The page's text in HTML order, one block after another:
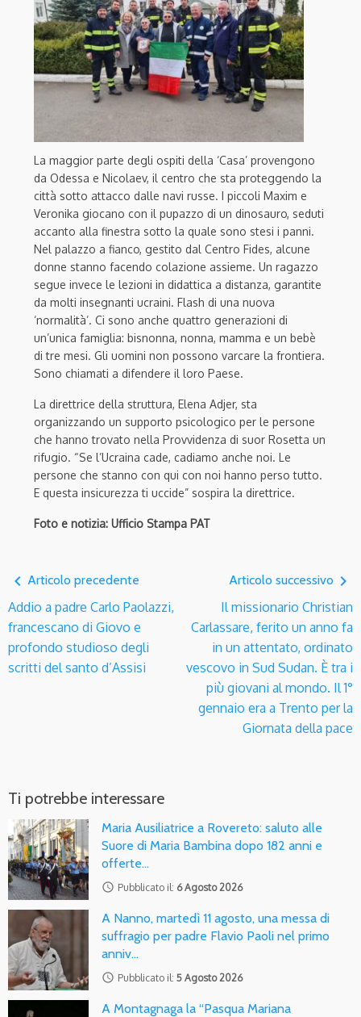
La maggior parte degli ospiti della ‘Casa’ provengono
da Odessa e Nicolaev, il centro che sta proteggendo la
città sotto attacco dalle navi russe. I piccoli Maxim e
Veronika giocano con il pupazzo di un dinosauro, seduti
accanto alla finestra sotto la quale sono stesi i panni.
Nel palazzo a fianco, gestito dal Centro Fides, alcune
donne stanno facendo colazione assieme. Un ragazzo
segue invece le lezioni in didattica a distanza, garantite
da molti insegnanti ucraini. Flash di una nuova
‘normalità’. Ci sono anche quattro generazioni di
un’unica famiglia: bisnonna, nonna, mamma e un bebè
di tre mesi. Gli uomini non possono varcare la frontiera.
Sono chiamati a difendere il loro Paese.
La direttrice della struttura, Elena Adjer, sta
organizzando un supporto psicologico per le persone
che hanno trovato nella Provvidenza di suor Rosetta un
rifugio. “Se l’Ucraina cade, cadiamo anche noi. Le
persone che stanno con qui con noi hanno perso tutto.
E questa insicurezza ti uccide” sospira la direttrice.
Foto e notizia: Ufficio Stampa PAT
navigate_before Articolo precedente
Addio a padre Carlo Paolazzi,
francescano di Giovo e
profondo studioso degli
scritti del santo d’Assisi
Articolo successivo navigate_next
Il missionario Christian
Carlassare, ferito un anno fa
in un attentato, ordinato
vescovo in Sud Sudan. È tra i
più giovani al mondo. Il 1°
gennaio era a Trento per la
Giornata della pace
Ti potrebbe interessare
Maria Ausiliatrice a Rovereto: saluto alle
Suore di Maria Bambina dopo 182 anni e
offerte…
access_time Pubblicato il: 6 Agosto 2026
A Nanno, martedì 11 agosto, una messa di
suffragio per padre Flavio Paoli nel primo
anniv…
access_time Pubblicato il: 5 Agosto 2026
A Montagnaga la “Pasqua Mariana